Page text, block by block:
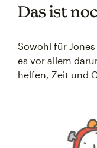
Das ist
Sowohl für
es vor allem
helfen, Zeit und